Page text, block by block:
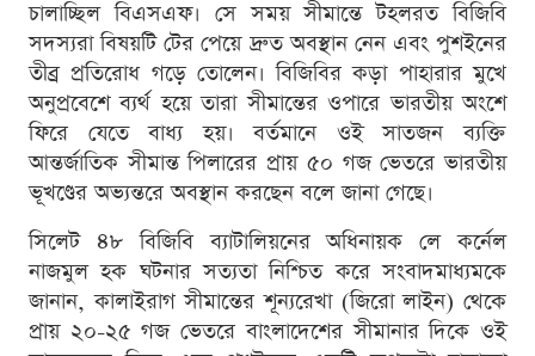
চালাচ্ছিল বিএসএফ। সে সময় সীমান্তে টহলরত বিজিবি
সদস্যরা বিষয়টি টের পেয়ে দ্রুত অবস্থান নেন এবং পুশইনের
তীব্র প্রতিরোধ গড়ে তোলেন। বিজিবির কড়া পাহারার মুখে
অনুপ্রবেশে ব্যর্থ হয়ে তারা সীমান্তের ওপারে ভারতীয় অংশে
ফিরে যেতে বাধ্য হয়। বর্তমানে ওই সাতজন ব্যক্তি
আন্তর্জাতিক সীমান্ত পিলারের প্রায় ৫০ গজ ভেতরে ভারতীয়
ভূখণ্ডের অভ্যন্তরে অবস্থান করছেন বলে জানা গেছে।
সিলেট ৪৮ বিজিবি ব্যাটালিয়নের অধিনায়ক লে কর্নেল
নাজমুল হক ঘটনার সত্যতা নিশ্চিত করে সংবাদমাধ্যমকে
জানান, কালাইরাগ সীমান্তের শূন্যরেখা (জিরো লাইন) থেকে
প্রায় ২০-২৫ গজ ভেতরে বাংলাদেশের সীমানার দিকে ওই